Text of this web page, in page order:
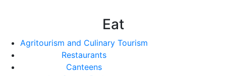
Eat
Agritourism and Culinary Tourism
Restaurants
Canteens